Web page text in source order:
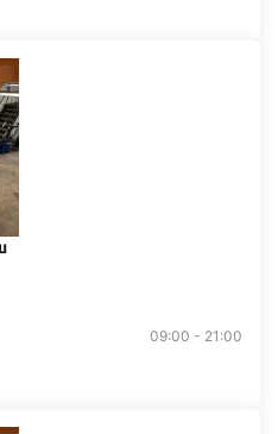
09:00 - 21:00